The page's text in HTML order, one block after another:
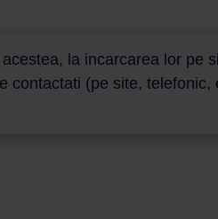
la incarcarea lor pe
contactati (pe site, telefonic,